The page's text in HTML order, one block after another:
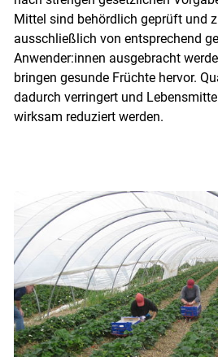
Mittel sind behördlich geprüft und
ausschließlich von entsprechend
Anwender:innen ausgebracht
bringen gesunde Früchte hervor.
dadurch verringert und
wirksam reduziert werden.